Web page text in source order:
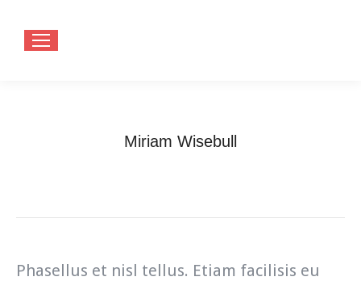
Miriam Wisebull
Phasellus et nisl tellus. Etiam facilisis eu